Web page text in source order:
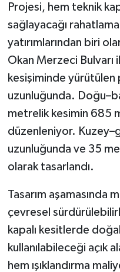
Projesi, hem teknik
sağlayacağı
yatırımlarından biri
Okan Merzeci Bulvarı
kesişiminde
uzunluğunda.
metrelik kesimin 685
düzenleniyor.
uzunluğunda ve 35
olarak tasarlandı.
Tasarım aşamasında
çevresel
kapalı kesitlerde
kullanılabileceği açık
hem ışıklandırma